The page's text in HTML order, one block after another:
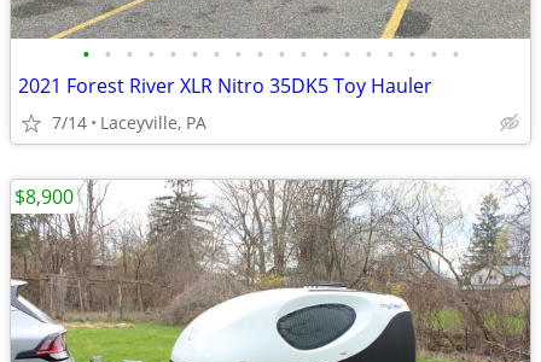
• • • • • • • • • • • • • • • • • •
2021 Forest River XLR Nitro 35DK5 Toy Hauler
7/14 Laceyville, PA
$8,900